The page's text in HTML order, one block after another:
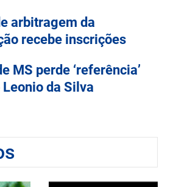
arbitragem da
recebe inscrições
MS perde ‘referência’
da Silva